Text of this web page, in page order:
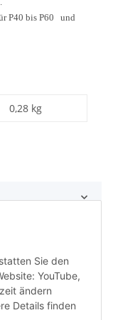
P40 bis P60 und
0,28 kg
Sie den
YouTube,
ändern
Details finden